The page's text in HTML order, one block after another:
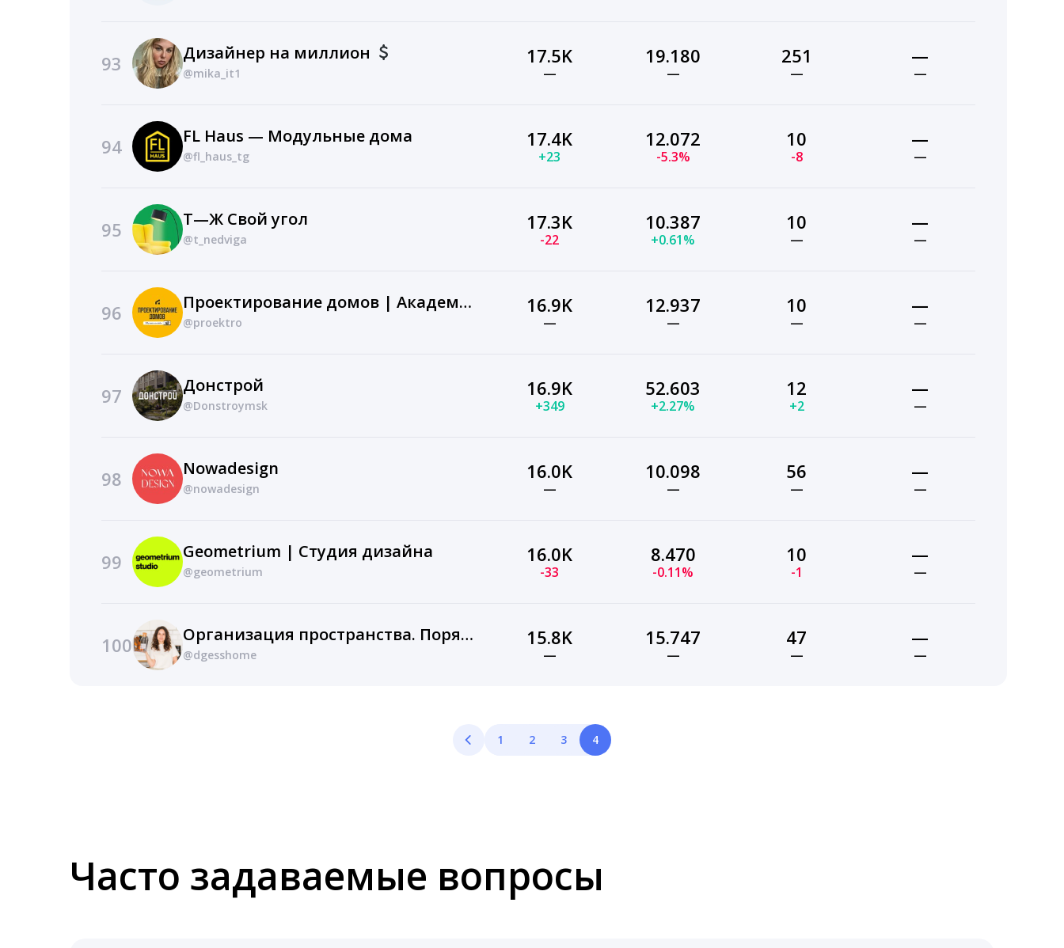
93 Дизайнер на миллион
@mika_it1
17.5K
—
19.180
—
251
—
—
—
94 FL Haus — Модульные дома
@fl_haus_tg
17.4K
+23
12.072
-5.3%
10
-8
—
—
95 Т—Ж Свой угол
@t_nedviga
17.3K
-22
10.387
+0.61%
10
—
—
—
96 Проектирование домов | Академия загородного строительства
@proektro
16.9K
—
12.937
—
10
—
—
—
97 Донстрой
@Donstroymsk
16.9K
+349
52.603
+2.27%
12
+2
—
—
98 Nowadesign
@nowadesign
16.0K
—
10.098
—
56
—
—
—
99 Geometrium | Студия дизайна
@geometrium
16.0K
-33
8.470
-0.11%
10
-1
—
—
100 Организация пространства. Порядок и уют дома.
@dgesshome
15.8K
—
15.747
—
47
—
—
—
1 2 3 4
Часто задаваемые вопросы